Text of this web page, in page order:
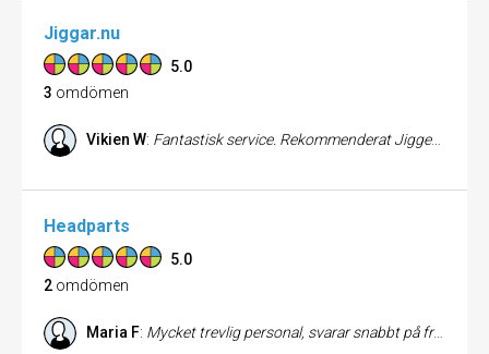
Jiggar.nu
5.0
3 omdömen
Vikien W: Fantastisk service. Rekommenderat Jigger till alla jag känner.
Headparts
5.0
2 omdömen
Maria F: Mycket trevlig personal, svarar snabbt på frågor även på helger. Leveransen tog tyvärr ett par veckor pga. att delarna var slut. Relativt dyrt men bättre än att köpa nya lurar. På det hela taget mycket bra, speciellt med åtanke att ingen annan leverantör har kunnat fixa fram mina delar.